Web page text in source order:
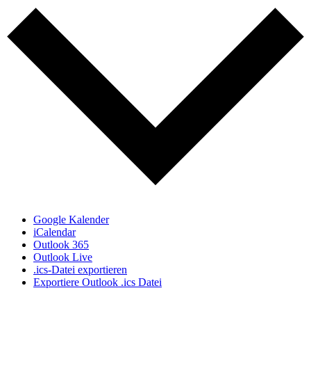
Google Kalender
iCalendar
Outlook 365
Outlook Live
.ics-Datei exportieren
Exportiere Outlook .ics Datei